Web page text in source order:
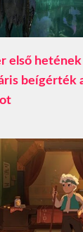
első
beígérték